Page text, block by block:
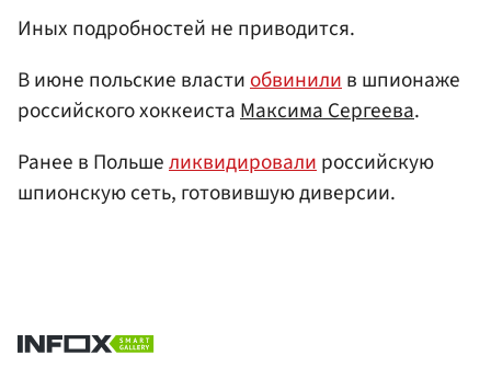
Иных подробностей не приводится.
В июне польские властиобвинилив шпионаже
российского хоккеистаМаксима Сергеева.
Ранее в Польшеликвидировалироссийскую
шпионскую сеть, готовившую диверсии.